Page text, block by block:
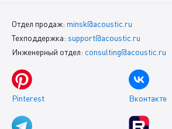
Отдел продаж: minsk@acoustic.ru
Техподдержка: support@acoustic.ru
Инженерный отдел: consulting@acoustic.ru
Pinterest Вконтакте